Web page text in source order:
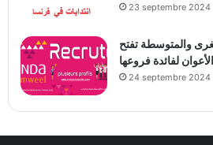
23 septembre 2024
والمتوسطة تفتح
24 septembre 2024